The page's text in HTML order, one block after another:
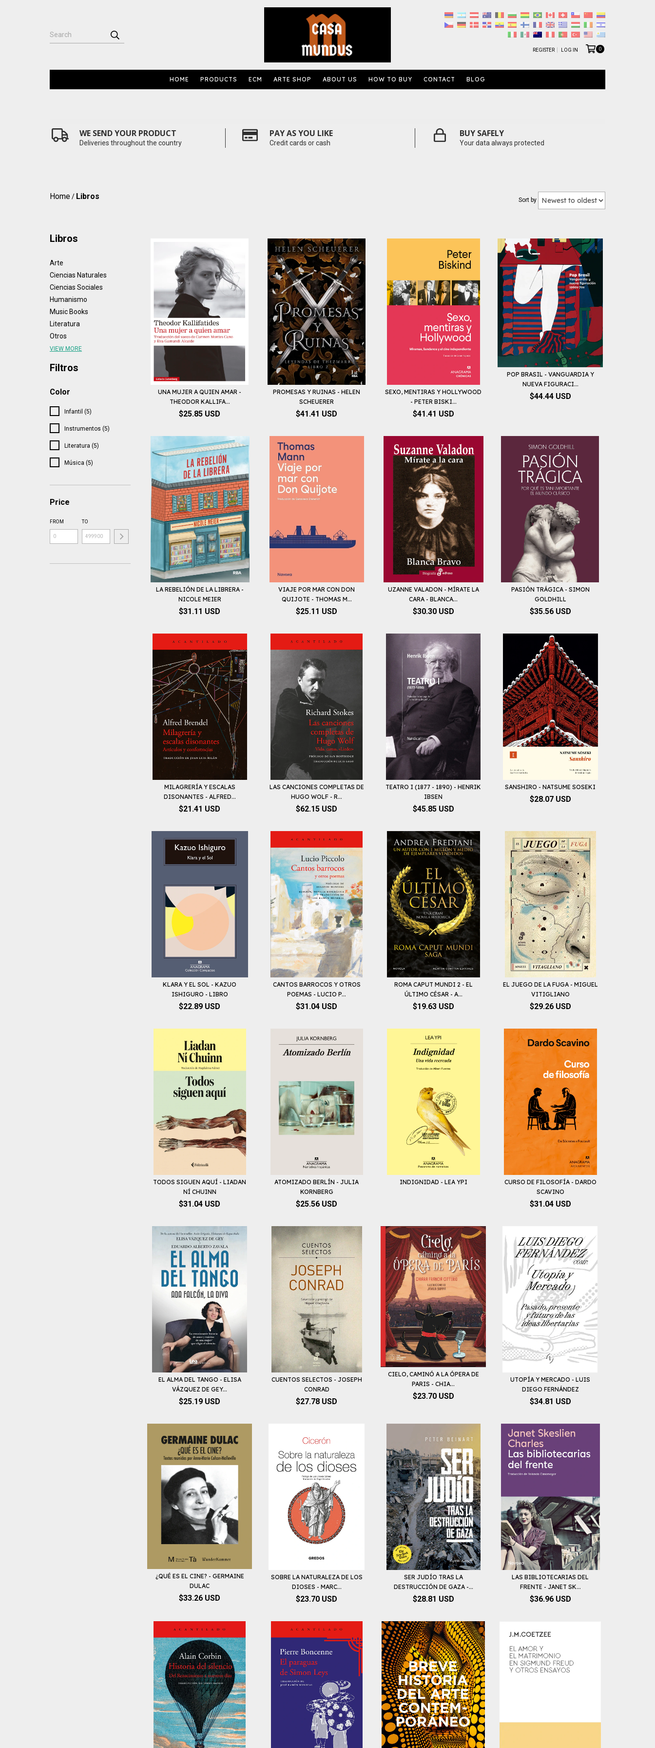
REGISTER LOG IN 0
HOME PRODUCTS ECM ARTE SHOP ABOUT US HOW TO BUY CONTACT BLOG
WE SEND YOUR PRODUCT
Deliveries throughout the country
PAY AS YOU LIKE
Credit cards or cash
BUY SAFELY
Your data always protected
Home/ Libros Sort by
Libros
Arte
Ciencias Naturales
Ciencias Sociales
Humanismo
Music Books
Literatura
Otros
VIEW MORE
Filtros
Color
Infantil (5)
Instrumentos (5)
Literatura (5)
Música (5)
Price
FROM TO
UNA MUJER A QUIEN AMAR -
THEODOR KALLIFA...
$25.85 USD
PROMESAS Y RUINAS - HELEN
SCHEUERER
$41.41 USD
SEXO, MENTIRAS Y HOLLYWOOD
- PETER BISKI...
$41.41 USD
POP BRASIL - VANGUARDIA Y
NUEVA FIGURACI...
$44.44 USD
LA REBELIÓN DE LA LIBRERA -
NICOLE MEIER
$31.11 USD
VIAJE POR MAR CON DON
QUIJOTE - THOMAS M...
$25.11 USD
UZANNE VALADON - MÍRATE LA
CARA - BLANCA...
$30.30 USD
PASIÓN TRÁGICA - SIMON
GOLDHILL
$35.56 USD
MILAGRERÍA Y ESCALAS
DISONANTES - ALFRED...
$21.41 USD
LAS CANCIONES COMPLETAS DE
HUGO WOLF - R...
$62.15 USD
TEATRO I (1877 - 1890) - HENRIK
IBSEN
$45.85 USD
SANSHIRO - NATSUME SOSEKI
$28.07 USD
KLARA Y EL SOL - KAZUO
ISHIGURO - LIBRO
$22.89 USD
CANTOS BARROCOS Y OTROS
POEMAS - LUCIO P...
$31.04 USD
ROMA CAPUT MUNDI 2 - EL
ÚLTIMO CÉSAR - A...
$19.63 USD
EL JUEGO DE LA FUGA - MIGUEL
VITIGLIANO
$29.26 USD
TODOS SIGUEN AQUÍ - LIADAN
NÍ CHUINN
$31.04 USD
ATOMIZADO BERLÍN - JULIA
KORNBERG
$25.56 USD
INDIGNIDAD - LEA YPI
CURSO DE FILOSOFÍA - DARDO
SCAVINO
$31.04 USD
EL ALMA DEL TANGO - ELISA
VÁZQUEZ DE GEY...
$25.19 USD
CUENTOS SELECTOS - JOSEPH
CONRAD
$27.78 USD
CIELO, CAMINÓ A LA ÓPERA DE
PARIS - CHIA...
$23.70 USD
UTOPÍA Y MERCADO - LUIS
DIEGO FERNÁNDEZ
$34.81 USD
¿QUÉ ES EL CINE? - GERMAINE
DULAC
$33.26 USD
SOBRE LA NATURALEZA DE LOS
DIOSES - MARC...
$23.70 USD
SER JUDÍO TRAS LA
DESTRUCCIÓN DE GAZA -...
$28.81 USD
LAS BIBLIOTECARIAS DEL
FRENTE - JANET SK...
$36.96 USD